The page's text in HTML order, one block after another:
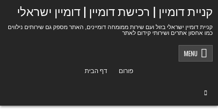
קניית דומיין | רכישת דומיין | דומיין ישראלי
קניית דומיין ישראלי בזול ועם שירות ממומחה דומיינים, האתר מספק גם שירותים נילווים
כמו אחסון אתרים ושירותי קידום לאתר
MENU
דף הבית
פורום